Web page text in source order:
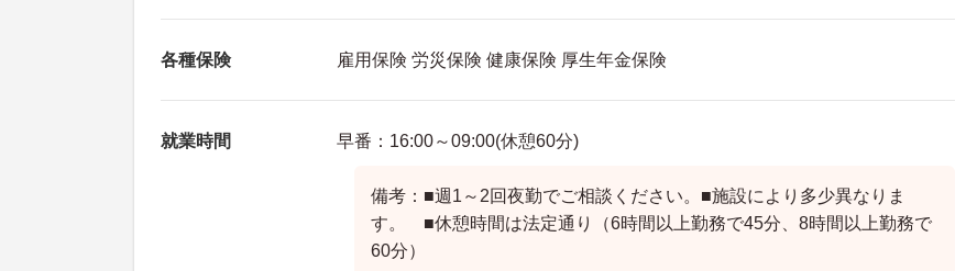
各種保険 雇用保険 労災保険 健康保険 厚生年金保険
就業時間 早番：16:00～09:00(休憩60分)
備考：■週1～2回夜勤でご相談ください。■施設により多少異なりま
す。 ■休憩時間は法定通り（6時間以上勤務で45分、8時間以上勤務で
60分）